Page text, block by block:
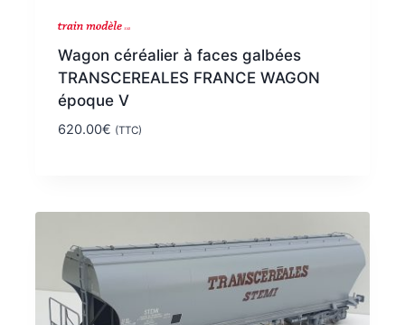
Wagon céréalier à faces galbées
TRANSCEREALES FRANCE WAGON
époque V
620.00€ (TTC)